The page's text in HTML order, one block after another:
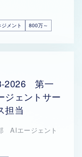
メント 800万～
2026 第一
ェントサー
担当
AIエージェント